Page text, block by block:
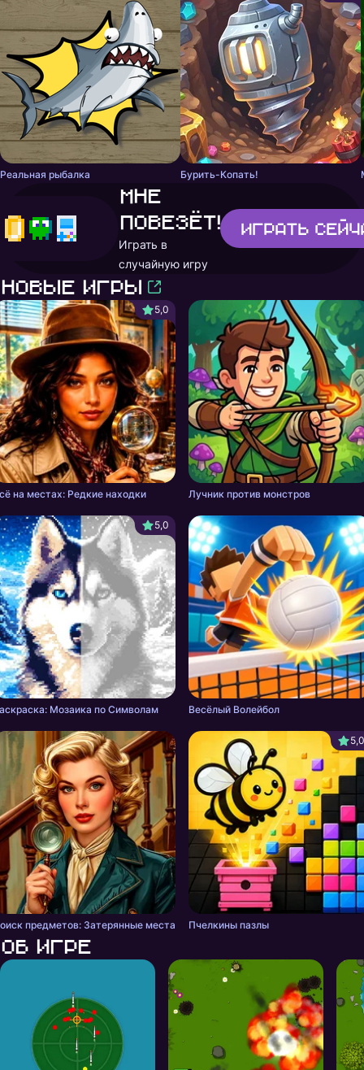
Реальная рыбалка Бурить-Копать!
Мне
повезёт!
Играть в
случайную игру
Играть
Новые игры
5,0
на местах: Редкие находки Лучник против монстров
5,0
Мозаика по Символам Весёлый Волейбол
предметов: Затерянные места
5,0
Пчелкины пазлы
Об игре